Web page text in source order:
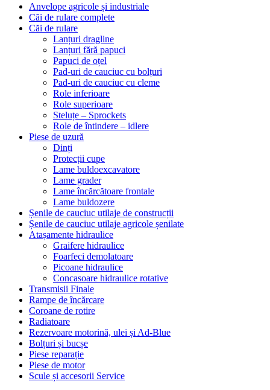
Anvelope agricole și industriale
Căi de rulare complete
Căi de rulare
Lanțuri dragline
Lanțuri fără papuci
Papuci de oțel
Pad-uri de cauciuc cu bolțuri
Pad-uri de cauciuc cu cleme
Role inferioare
Role superioare
Steluțe – Sprockets
Role de întindere – idlere
Piese de uzură
Dinți
Protecții cupe
Lame buldoexcavatore
Lame grader
Lame încărcătoare frontale
Lame buldozere
Șenile de cauciuc utilaje de construcții
Șenile de cauciuc utilaje agricole șenilate
Atașamente hidraulice
Graifere hidraulice
Foarfeci demolatoare
Picoane hidraulice
Concasoare hidraulice rotative
Transmisii Finale
Rampe de încărcare
Coroane de rotire
Radiatoare
Rezervoare motorină, ulei și Ad-Blue
Bolțuri și bucșe
Piese reparație
Piese de motor
Scule și accesorii Service